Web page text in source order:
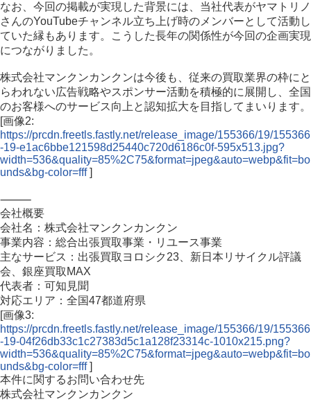
なお、今回の掲載が実現した背景には、当社代表がヤマトリノ
さんのYouTubeチャンネル立ち上げ時のメンバーとして活動し
ていた縁もあります。こうした長年の関係性が今回の企画実現
につながりました。
株式会社マンクンカンクンは今後も、従来の買取業界の枠にと
らわれない広告戦略やスポンサー活動を積極的に展開し、全国
のお客様へのサービス向上と認知拡大を目指してまいります。
[画像2:
https://prcdn.freetls.fastly.net/release_image/155366/19/155366
-19-e1ac6bbe121598d25440c720d6186c0f-595x513.jpg?
width=536&quality=85%2C75&format=jpeg&auto=webp&fit=bo
unds&bg-color=fff]
⸻
会社概要
会社名：株式会社マンクンカンクン
事業内容：総合出張買取事業・リユース事業
主なサービス：出張買取ヨロシク23、新日本リサイクル評議
会、銀座買取MAX
代表者：可知見聞
対応エリア：全国47都道府県
[画像3:
https://prcdn.freetls.fastly.net/release_image/155366/19/155366
-19-04f26db33c1c27383d5c1a128f23314c-1010x215.png?
width=536&quality=85%2C75&format=jpeg&auto=webp&fit=bo
unds&bg-color=fff]
本件に関するお問い合わせ先
株式会社マンクンカンクン